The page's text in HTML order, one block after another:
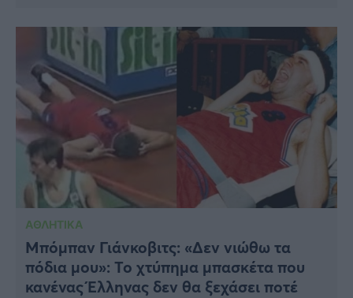
ΑΘΛΗΤΙΚΑ
Μπόμπαν Γιάνκοβιτς: «Δεν νιώθω τα
πόδια μου»: Το χτύπημα μπασκέτα που
κανένας Έλληνας δεν θα ξεχάσει ποτέ